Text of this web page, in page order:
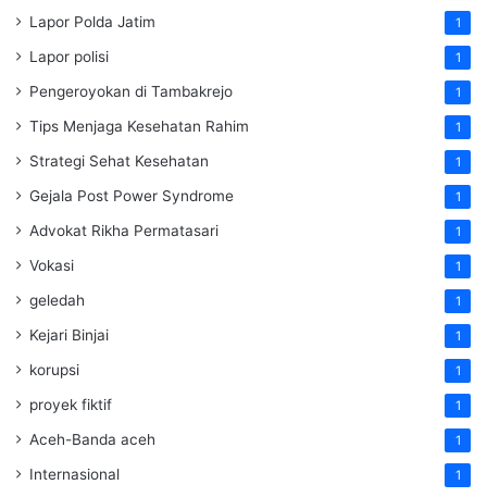
Lapor Polda Jatim 1
Lapor polisi 1
Pengeroyokan di Tambakrejo 1
Tips Menjaga Kesehatan Rahim 1
Strategi Sehat Kesehatan 1
Gejala Post Power Syndrome 1
Advokat Rikha Permatasari 1
Vokasi 1
geledah 1
Kejari Binjai 1
korupsi 1
proyek fiktif 1
Aceh-Banda aceh 1
Internasional 1